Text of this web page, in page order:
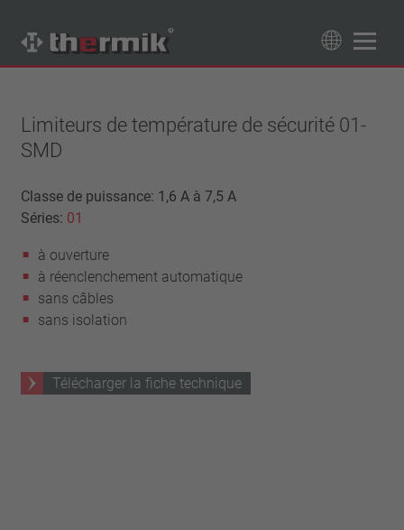
89Produits
à ouverture
à fermeture
Gamme de température
haute température (205 – 250 °C)
1,6 A – 7,5 A
4 A – 25 A
13,5 A – 42 A
Rappel
réinitialisation automatique
Isolation
Approbations
Limiteurs de température de sécurité 01-
SMD
Classe de puissance: 1,6 A à 7,5 A
Séries: 01
à ouverture
à réenclenchement automatique
sans câbles
sans isolation
Télécharger la fiche technique